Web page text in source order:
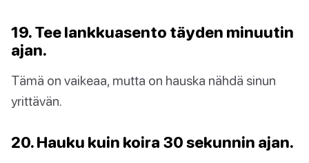
19. Tee lankkuasento täyden minuutin
ajan.
Tämä on vaikeaa, mutta on hauska nähdä sinun
yrittävän.
20. Hauku kuin koira 30 sekunnin ajan.